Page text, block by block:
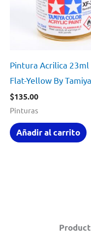
Pintura Acrilica 23ml
Flat-Yellow By
$135.00
Pinturas
Añadir al carrito